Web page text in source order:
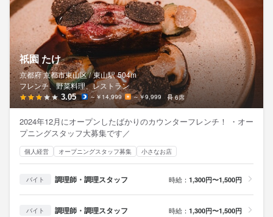
祇園 たけ
京都府 京都市東山区 / 東山駅 504m
フレンチ、野菜料理、レストラン
3.05 ～￥14,999 ～￥9,999 6席
2024年12月にオープンしたばかりのカウンターフレンチ！ ・オー
プニングスタッフ大募集です／
個人経営 オープニングスタッフ募集 小さなお店
バイト 調理師・調理スタッフ 時給： 1,300円〜1,500円
バイト 調理師・調理スタッフ 時給： 1,300円〜1,500円